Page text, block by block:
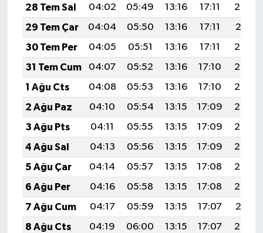
28 Tem Sal
04:02 05:49 13:16 17:11
20:32
29 Tem Çar
04:04 05:50 13:16 17:11
20:31
30 Tem Per
04:05 05:51 13:16 17:11
20:30
31 Tem Cum
04:07 05:52 13:16 17:10
20:29
1 Ağu Cts
04:08 05:53 13:16 17:10
20:28
2 Ağu Paz
04:10 05:54 13:15 17:09
20:27
3 Ağu Pts
04:11 05:55 13:15 17:09
20:26
4 Ağu Sal
04:13 05:56 13:15 17:09
20:25
5 Ağu Çar
04:14 05:57 13:15 17:08
20:24
6 Ağu Per
04:16 05:58 13:15 17:08
20:23
7 Ağu Cum
04:17 05:59 13:15 17:07
20:21
8 Ağu Cts
04:19 06:00 13:15 17:07
20:20